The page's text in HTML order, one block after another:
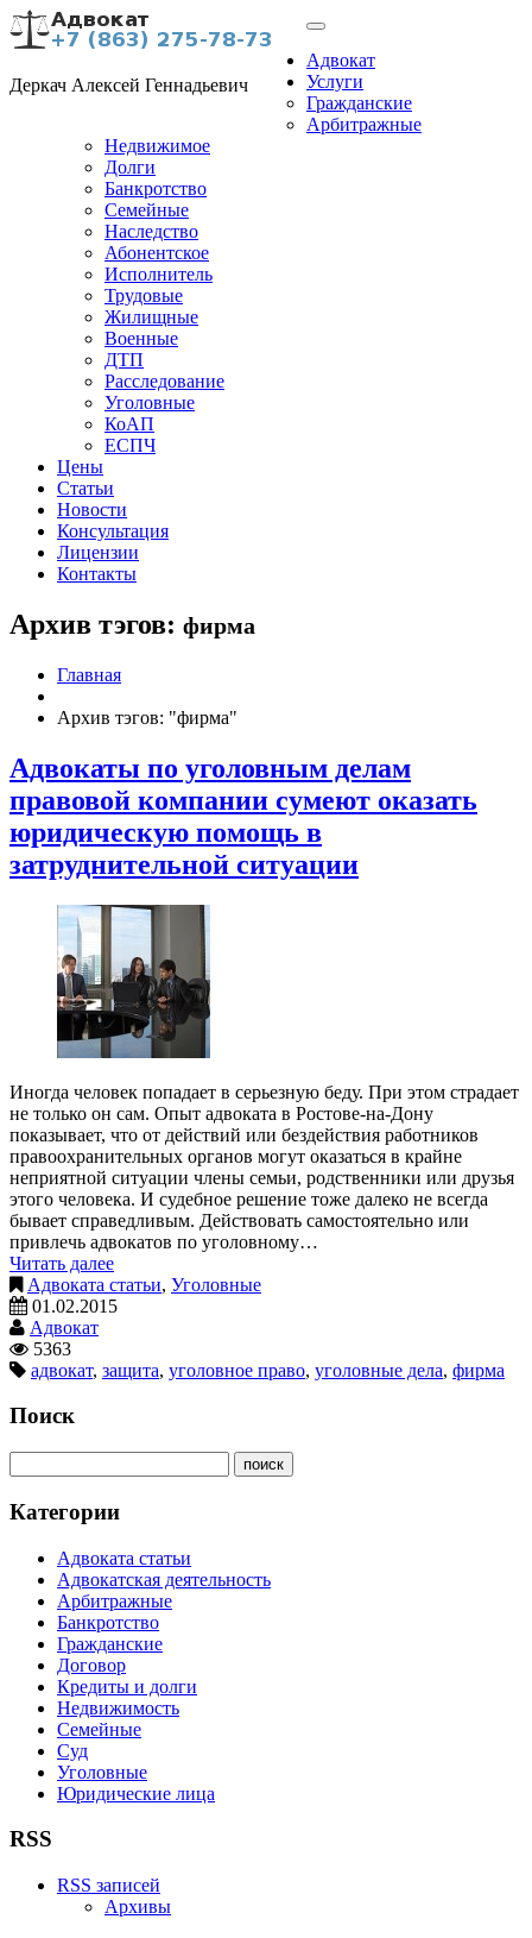
Деркач Алексей Геннадьевич
Адвокат
Услуги
Гражданские
Арбитражные
Недвижимое
Долги
Банкротство
Семейные
Наследство
Абонентское
Исполнитель
Трудовые
Жилищные
Военные
ДТП
Расследование
Уголовные
КоАП
ЕСПЧ
Цены
Статьи
Новости
Консультация
Лицензии
Контакты
Архив тэгов: фирма
Главная
Архив тэгов: "фирма"
Адвокаты по уголовным делам
правовой компании сумеют оказать
юридическую помощь в
затруднительной ситуации
Иногда человек попадает в серьезную беду. При этом страдает
не только он сам. Опыт адвоката в Ростове-на-Дону
показывает, что от действий или бездействия работников
правоохранительных органов могут оказаться в крайне
неприятной ситуации члены семьи, родственники или друзья
этого человека. И судебное решение тоже далеко не всегда
бывает справедливым. Действовать самостоятельно или
привлечь адвокатов по уголовному…
Читать далее
Адвоката статьи, Уголовные
01.02.2015
Адвокат
5363
адвокат, защита, уголовное право, уголовные дела, фирма
Поиск
Категории
Адвоката статьи
Адвокатская деятельность
Арбитражные
Банкротство
Гражданские
Договор
Кредиты и долги
Недвижимость
Семейные
Суд
Уголовные
Юридические лица
RSS
RSS записей
Архивы